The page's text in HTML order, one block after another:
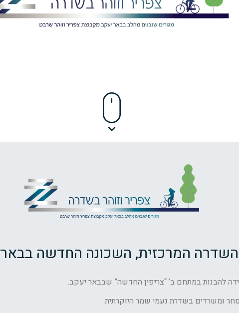
המרכזית, השכונה החדשה
להבנות במתחם ב’ “צריפין החדשה” שבבאר יעקב.
ומשרדים בשדרת נעמי שמר היוקרתית.